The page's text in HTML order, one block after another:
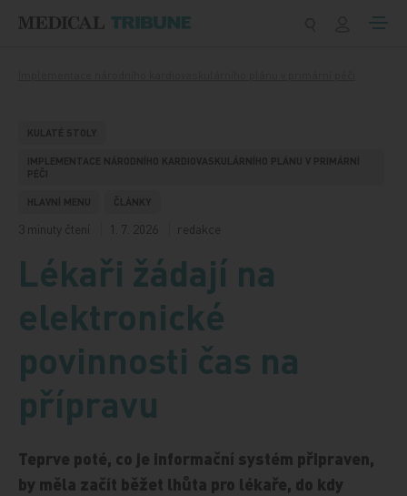
3 minuty čtení 1. 7. 2026 redakce
Lékaři žádají na
elektronické
povinnosti čas na
přípravu
Teprve poté, co je informační systém připraven,
by měla začít běžet lhůta pro lékaře, do kdy